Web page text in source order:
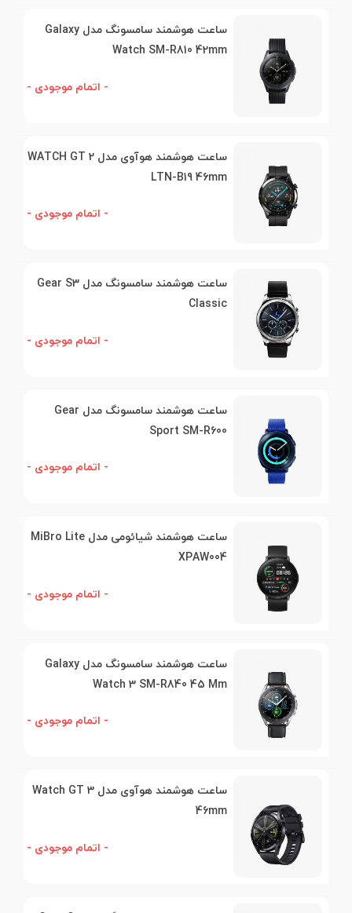
ساعت هوشمند سامسونگ مدل Galaxy
Watch SM-R810 42mm
- اتمام موجودی -
ساعت هوشمند هوآوی مدل WATCH GT 2
LTN-B19 46mm
- اتمام موجودی -
ساعت هوشمند سامسونگ مدل Gear S3
Classic
- اتمام موجودی -
ساعت هوشمند سامسونگ مدل Gear
Sport SM-R600
- اتمام موجودی -
ساعت هوشمند شیائومی مدل MiBro Lite
XPAW004
- اتمام موجودی -
ساعت هوشمند سامسونگ مدل Galaxy
Watch 3 SM-R840 45 Mm
- اتمام موجودی -
ساعت هوشمند هوآوی مدل Watch GT 3
46mm
- اتمام موجودی -